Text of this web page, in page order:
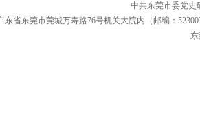
中共东莞市委党史
东省东莞市莞城万寿路76号机关大院内（邮编：